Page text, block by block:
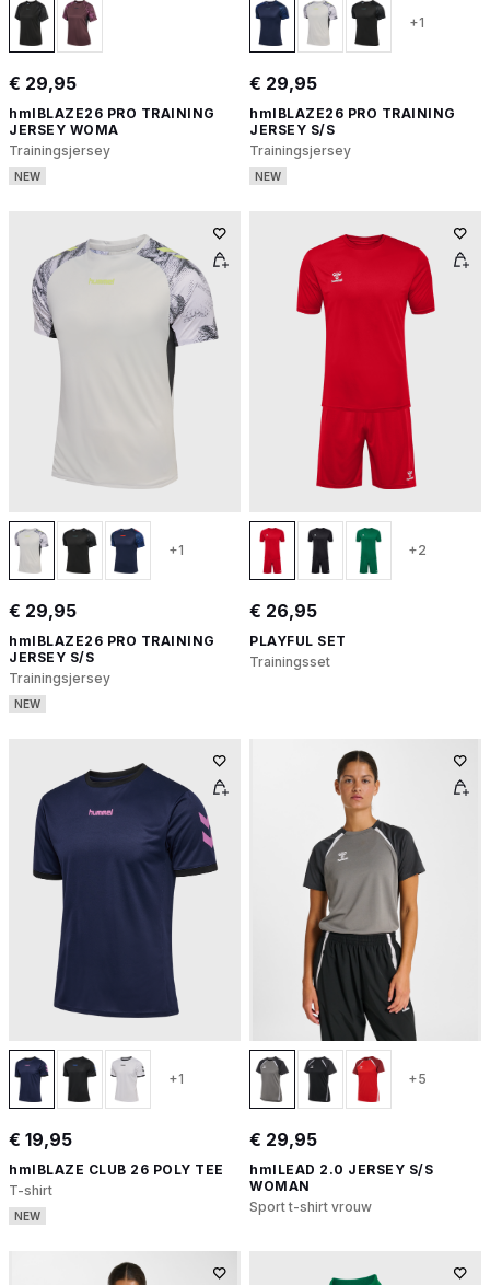
€ 29,95
hmlBLAZE26 PRO TRAINING
JERSEY WOMA
Trainingsjersey
NEW
+1
€ 29,95
hmlBLAZE26 PRO TRAINING
JERSEY S/S
Trainingsjersey
NEW
+1
€ 29,95
hmlBLAZE26 PRO TRAINING
JERSEY S/S
Trainingsjersey
NEW
+2
€ 26,95
PLAYFUL SET
Trainingsset
+1
€ 19,95
hmlBLAZE CLUB 26 POLY TEE
T-shirt
NEW
+5
€ 29,95
hmlLEAD 2.0 JERSEY S/S
WOMAN
Sport t-shirt vrouw